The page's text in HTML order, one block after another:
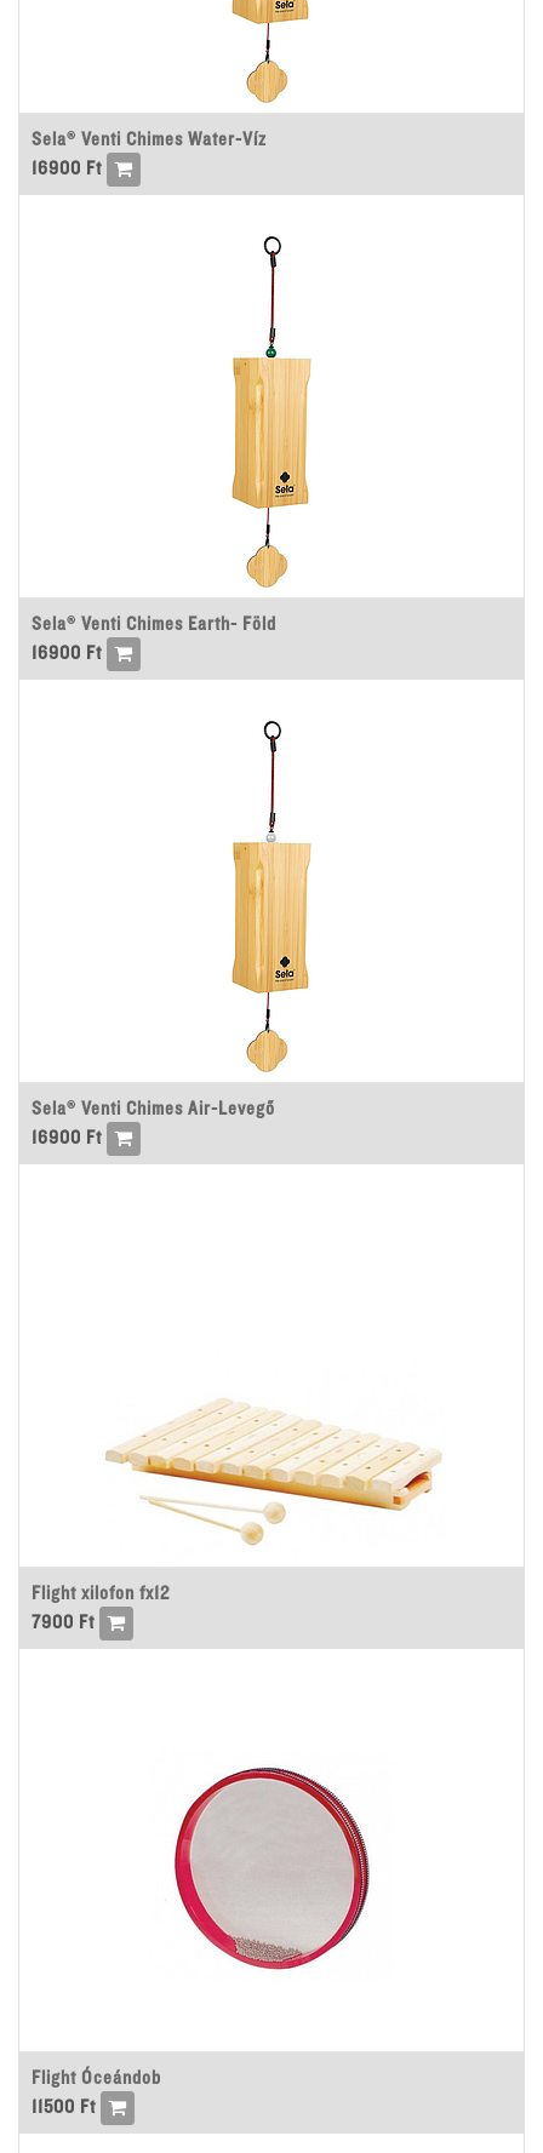
Sela® Venti Chimes Water-Víz
16900 Ft
Sela® Venti Chimes Earth- Föld
16900 Ft
Sela® Venti Chimes Air-Levegő
16900 Ft
Flight xilofon fx12
7900 Ft
Flight Óceándob
11500 Ft